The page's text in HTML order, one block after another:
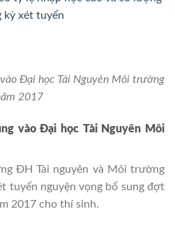
kỳ xét tuyển
Đại học Tài Nguyên Môi trường
2017
vào Đại học Tài Nguyên Môi
ĐH Tài nguyên và Môi trường
tuyển nguyện vọng bổ sung đợt
2017 cho thí sinh.